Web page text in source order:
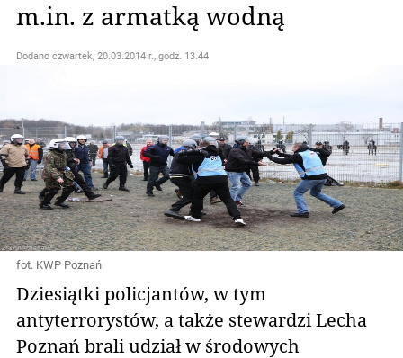
m.in. z armatką wodną
Dodano czwartek, 20.03.2014 r., godz. 13.44
fot. KWP Poznań
Dziesiątki policjantów, w tym
antyterrorystów, a także stewardzi Lecha
Poznań brali udział w środowych